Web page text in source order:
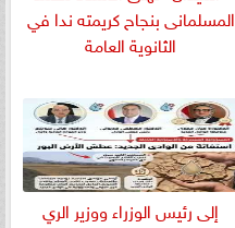
المسلمانى بنجاح كريمته ندا في
الثانوية العامة
إلى رئيس الوزراء ووزير الري